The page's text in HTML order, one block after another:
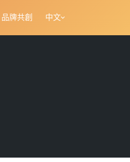
品牌共創 中文